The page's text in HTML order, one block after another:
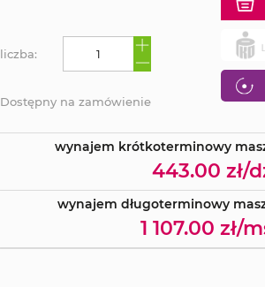
liczba:
Dostępny na zamówienie
wynajem krótkoterminowy
443.00 zł/
wynajem długoterminowy
1 107.00 zł/